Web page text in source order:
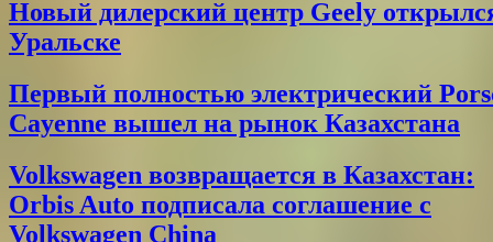
Новый дилерский центр Geely
Уральске
Первый полностью электрический
Cayenne вышел на рынок Казахстана
Volkswagen возвращается в Казахстан:
Orbis Auto подписала соглашение с
Volkswagen China